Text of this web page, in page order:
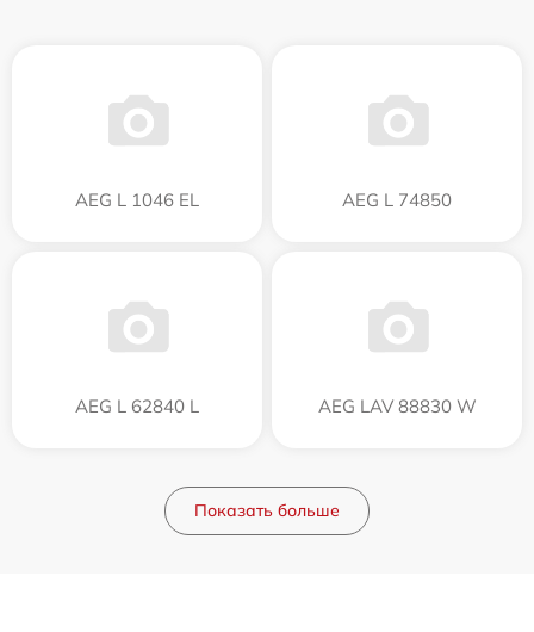
AEG L 1046 EL AEG L 74850
AEG L 62840 L AEG LAV 88830 W
Показать больше